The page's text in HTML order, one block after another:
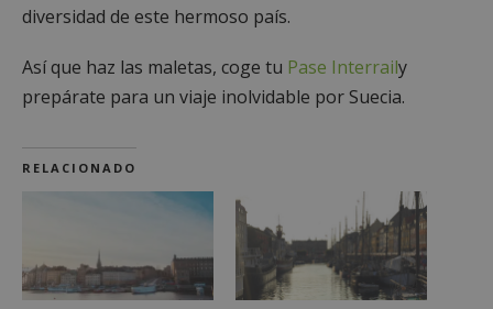
diversidad de este hermoso país.
Así que haz las maletas, coge tu Pase Interraily
prepárate para un viaje inolvidable por Suecia.
RELACIONADO